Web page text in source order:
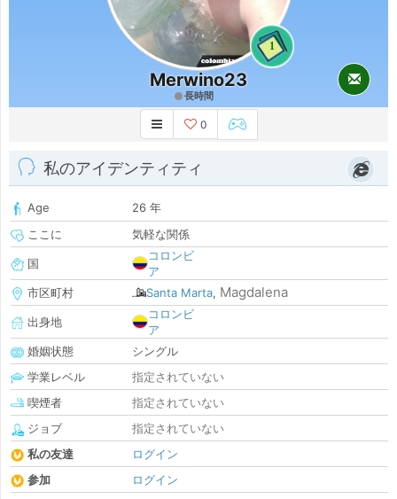
1
Merwino23
長時間
0
私のアイデンティティ
Age
26 年
ここに
気軽な関係
国
コロンビ
ア
市区町村
Santa Marta, Magdalena
出身地
コロンビ
ア
婚姻状態
シングル
学業レベル
指定されていない
喫煙者
指定されていない
ジョブ
指定されていない
私の友達
ログイン
参加
ログイン